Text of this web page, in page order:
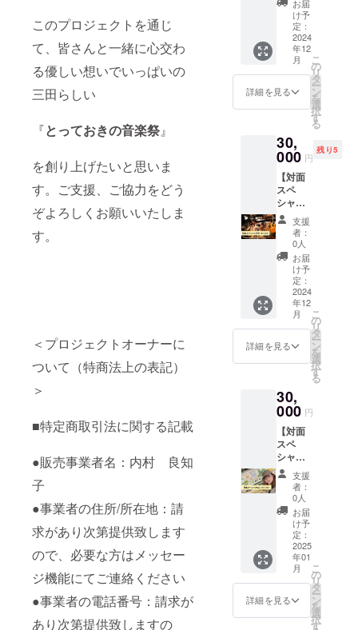
このプロジェクトを通じ
て、皆さんと一緒に心交わ
る優しい想いでいっぱいの
三田らしい
『とっておきの音楽祭』
を創り上げたいと思いま
す。ご支援、ご協力をどう
ぞよろしくお願いいたしま
す。
＜プロジェクトオーナーに
ついて（特商法上の表記）
＞
■特定商取引法に関する記載
●販売事業者名：内村 良知
子
●事業者の住所/所在地：請
求があり次第提供致します
ので、必要な方はメッセー
ジ機能にてご連絡ください
●事業者の電話番号：請求が
あり次第提供致しますの
家族の
絆、生
命の不
思議、
些細な
ことが
繋がっ
ている
きな意
味での
愛を唄
う。神
戸発信
の
フォー
クシン
ガー。
自身の
怠慢で
約一
年、商
店街や
公園な
活した
時期が
ちなん
でホー
ムレ
ス・
フォー
クシン
ガーな
どと呼
ばれ、
その経
験と
フット
ワーク
の軽さ
津々
浦々で
い。
の収録
時間 ・
支援者
様との
連絡方
法 ・有
効期
連絡致
しま
す。 必
ずメー
ルアド
レスを
ご記入
くださ
い。
②】 ピ
アノの
基本調
律を行
いま
す！ あ
なたの
ピアノ
を丁寧
しま
す。 日
頃の調
律では
聞けな
い些細
なご相
談も平
瀬楽器
さんな
らその
場でお
聞きし
ながら
調律い
たしま
す。 実
を見な
がらで
もOK！
この機
会に自
分の楽
器のこ
とを存
分に知
るチャ
ンスで
す！ ・
修理等
がある
場合は
別途お
見積り
お届
け予
定：
2024
年12
月
詳細を見る
こ
の
リ
タ
ー
ン
を
選
択
す
る
30,
000 円
残り5
【対面
スペ
シャル
レッス
ン】 ・
雄介ギ
ター
レッス
ン30分
・オリ
ジナル
タオル
付き (サ
イズ
84×34c
m変更
性あり)
・お礼
のメッ
セージ
動画 感
謝の気
持ちを
込め
て、お
礼の
メッ
セージ
動画を
お送り
しま
す。 ・
収録時
支援
者：
0人
お届
け予
定：
2024
年12
月
詳細を見る
こ
の
リ
タ
ー
ン
を
選
択
す
る
30,
000 円
【対面
スペ
シャル
レッス
ン】 ・
ミチコ
ピアノ
orボー
カルor
耳コピ
レッス
ン30分
・オリ
ジナル
タオル
付き (サ
支援
者：
0人
お届
け予
定：
2025
年01
月
詳細を見る
こ
の
リ
タ
ー
ン
を
選
択
す